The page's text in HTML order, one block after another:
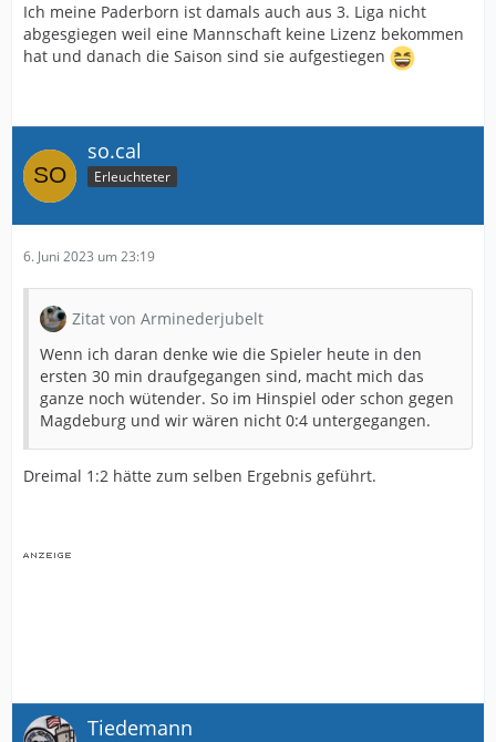
Ich meine Paderborn ist damals auch aus 3. Liga nicht
abgesgiegen weil eine Mannschaft keine Lizenz bekommen
hat und danach die Saison sind sie aufgestiegen
so.cal
Erleuchteter
6. Juni 2023 um 23:19
Zitat von Arminederjubelt
Wenn ich daran denke wie die Spieler heute in den
ersten 30 min draufgegangen sind, macht mich das
ganze noch wütender. So im Hinspiel oder schon gegen
Magdeburg und wir wären nicht 0:4 untergegangen.
Dreimal 1:2 hätte zum selben Ergebnis geführt.
Tiedemann